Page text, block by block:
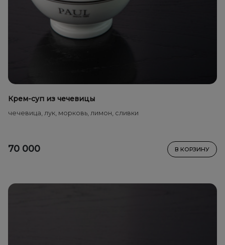
Крем-суп из чечевицы
чечевица, лук, морковь, лимон, сливки
70 000 В КОРЗИНУ